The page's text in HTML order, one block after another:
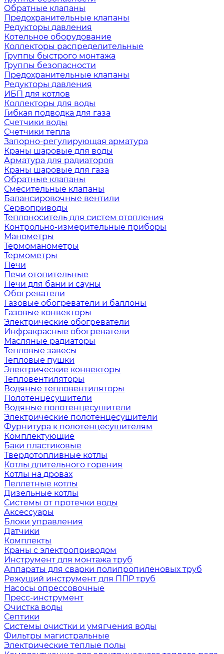
Обратные клапаны
Предохранительные клапаны
Редукторы давления
Котельное оборудование
Коллекторы распределительные
Группы быстрого монтажа
Группы безопасности
Предохранительные клапаны
Редукторы давления
ИБП для котлов
Коллекторы для воды
Гибкая подводка для газа
Счетчики воды
Счетчики тепла
Запорно-регулирующая арматура
Краны шаровые для воды
Арматура для радиаторов
Краны шаровые для газа
Обратные клапаны
Смесительные клапаны
Балансировочные вентили
Сервоприводы
Теплоноситель для систем отопления
Контрольно-измерительные приборы
Манометры
Термоманометры
Термометры
Печи
Печи отопительные
Печи для бани и сауны
Обогреватели
Газовые обогреватели и баллоны
Газовые конвекторы
Электрические обогреватели
Инфракрасные обогреватели
Масляные радиаторы
Тепловые завесы
Тепловые пушки
Электрические конвекторы
Тепловентиляторы
Водяные тепловентиляторы
Полотенцесушители
Водяные полотенцесушители
Электрические полотенцесушители
Фурнитура к полотенцесушителям
Комплектующие
Баки пластиковые
Твердотопливные котлы
Котлы длительного горения
Котлы на дровах
Пеллетные котлы
Дизельные котлы
Системы от протечки воды
Аксессуары
Блоки управления
Датчики
Комплекты
Краны с электроприводом
Инструмент для монтажа труб
Аппараты для сварки полипропиленовых труб
Режущий инструмент для ППР труб
Насосы опрессовочные
Пресс-инструмент
Очистка воды
Септики
Системы очистки и умягчения воды
Фильтры магистральные
Электрические теплые полы